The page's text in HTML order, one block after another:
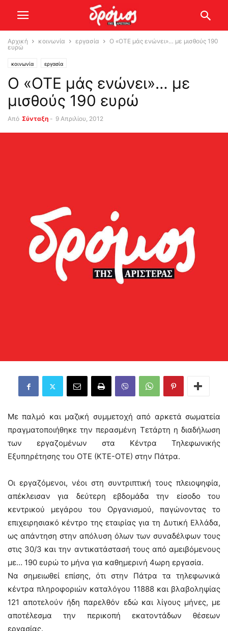
Αρχική κοινωνία εργασία
Ο «ΟΤΕ μάς ενώνει»… με μισθούς 190
ευρώ
κοινωνία εργασία
Ο «ΟΤΕ μάς ενώνει»… με
μισθούς 190 ευρώ
Από Σύνταξη - 9 Απριλίου, 2012
Με παλμό και μαζική συμμετοχή από αρκετά σωματεία
πραγματοποιήθηκε την περασμένη Τετάρτη η διαδήλωση
των εργαζομένων στα Κέντρα Τηλεφωνικής
Εξυπηρέτησης του ΟΤΕ (ΚΤΕ-ΟΤΕ) στην Πάτρα.
Οι εργαζόμενοι, νέοι στη συντριπτική τους πλειοψηφία,
απέκλεισαν για δεύτερη εβδομάδα την είσοδο του
κεντρικού μεγάρου του Οργανισμού, παγώνοντας το
επιχειρησιακό κέντρο της εταιρίας για τη Δυτική Ελλάδα,
ως απάντηση στην απόλυση όλων των συναδέλφων τους
στις 30/3 και την αντικατάστασή τους από αμειβόμενους
με… 190 ευρώ το μήνα για καθημερινή 4ωρη εργασία.
Να σημειωθεί επίσης, ότι στην Πάτρα τα τηλεφωνικά
κέντρα πληροφοριών καταλόγου 11888 και βλαβοληψίας
121 αποτελούν ήδη παρελθόν εδώ και λίγους μήνες, με
αποτέλεσμα την περικοπή εκατοντάδων θέσεων
εργασίας.